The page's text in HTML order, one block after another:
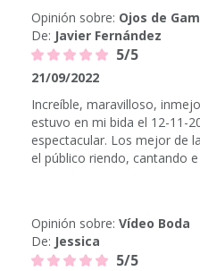
Opinión sobre: Ojos de
De: Javier Fernández
5/5
21/09/2022
Increíble, maravilloso,
estuvo en mi bida el 12-11-
espectacular. Los mejor de
el público riendo, cantando
Opinión sobre: Vídeo Boda
De: Jessica
5/5